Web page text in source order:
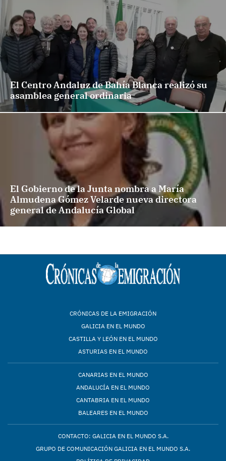
El Centro Andaluz de Bahía Blanca realizó su
asamblea general ordinaria
El Gobierno de la Junta nombra a María
Almudena Gómez Velarde nueva directora
general de Andalucía Global
CRÓNICAS DE LA EMIGRACIÓN
GALICIA EN EL MUNDO
CASTILLA Y LEÓN EN EL MUNDO
ASTURIAS EN EL MUNDO
CANARIAS EN EL MUNDO
ANDALUCÍA EN EL MUNDO
CANTABRIA EN EL MUNDO
BALEARES EN EL MUNDO
CONTACTO: GALICIA EN EL MUNDO S.A.
GRUPO DE COMUNICACIÓN GALICIA EN EL MUNDO S.A.